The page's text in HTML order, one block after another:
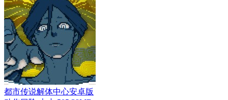
都市传说解体中心安卓版